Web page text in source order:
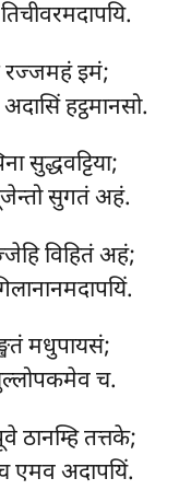
रज्जमहं इमं;
हट्ठमानसो.
सुद्धवट्टिया;
सुगतं अहं.
विहितं अहं;
मधुपायसं;
च.
तत्तके;
एमव अदापयिं.